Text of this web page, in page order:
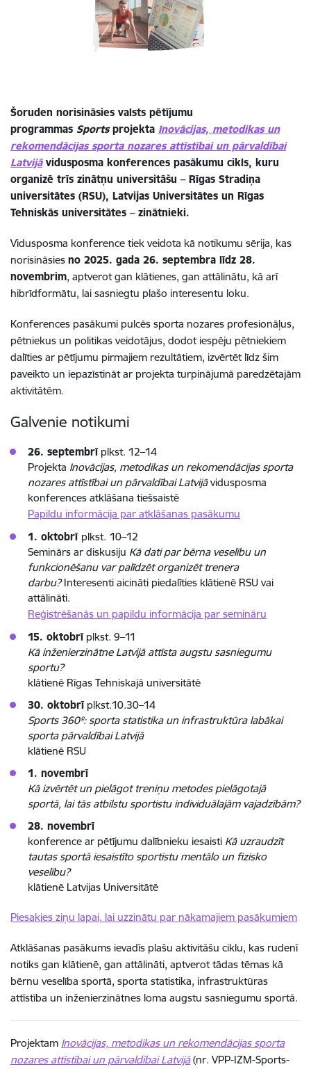
Šoruden norisināsies valsts pētījumu
programmas Sportsprojekta Inovācijas, metodikas un
rekomendācijas sporta nozares attīstībai un pārvaldībai
Latvijāvidusposma konferences pasākumu cikls, kuru
organizē trīs zinātņu universitāšu – Rīgas Stradiņa
universitātes (RSU), Latvijas Universitātes un Rīgas
Tehniskās universitātes – zinātnieki.
Vidusposma konference tiek veidota kā notikumu sērija, kas
norisināsies no 2025. gada 26. septembra līdz 28.
novembrim, aptverot gan klātienes, gan attālinātu, kā arī
hibrīdformātu, lai sasniegtu plašo interesentu loku.
Konferences pasākumi pulcēs sporta nozares profesionāļus,
pētniekus un politikas veidotājus, dodot iespēju pētniekiem
dalīties ar pētījumu pirmajiem rezultātiem, izvērtēt līdz šim
paveikto un iepazīstināt ar projekta turpinājumā paredzētajām
aktivitātēm.
Galvenie notikumi
26. septembrīplkst. 12–14
Projekta Inovācijas, metodikas un rekomendācijas sporta
nozares attīstībai un pārvaldībai Latvijāvidusposma
konferences atklāšana tiešsaistē
Papildu informācija par atklāšanas pasākumu
1. oktobrī plkst. 10–12
Seminārs ar diskusiju Kā dati par bērna veselību un
funkcionēšanu var palīdzēt organizēt trenera
darbu?Interesenti aicināti piedalīties klātienē RSU vai
attālināti.
Reģistrēšanās un papildu informācija par semināru
15. oktobrīplkst. 9–11
Kā inženierzinātne Latvijā attīsta augstu sasniegumu
sportu?
klātienē Rīgas Tehniskajā universitātē
30. oktobrīplkst.10.30–14
Sports 360º: sporta statistika un infrastruktūra labākai
sporta pārvaldībai Latvijā
klātienē RSU
1. novembrī
Kā izvērtēt un pielāgot treniņu metodes pielāgotajā
sportā, lai tās atbilstu sportistu individuālajām vajadzībām?
28. novembrī
konference ar pētījumu dalībnieku iesaisti Kā uzraudzīt
tautas sportā iesaistīto sportistu mentālo un fizisko
veselību?
klātienē Latvijas Universitātē
Piesakies ziņu lapai, lai uzzinātu par nākamajiem pasākumiem
Atklāšanas pasākums ievadīs plašu aktivitāšu ciklu, kas rudenī
notiks gan klātienē, gan attālināti, aptverot tādas tēmas kā
bērnu veselība sportā, sporta statistika, infrastruktūras
attīstība un inženierzinātnes loma augstu sasniegumu sportā.
Projektam Inovācijas, metodikas un rekomendācijas sporta
nozares attīstībai un pārvaldībai Latvijā(nr. VPP-IZM-Sports-